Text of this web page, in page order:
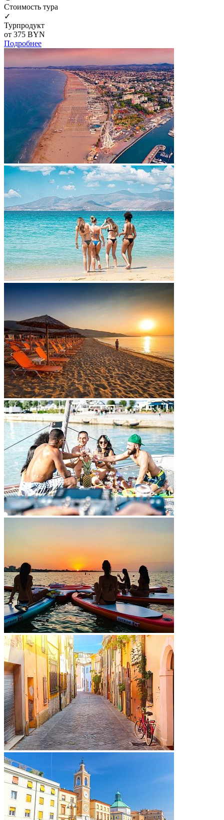
Cтоимость тура
✓
Турпродукт
от 375 BYN
Подробнее